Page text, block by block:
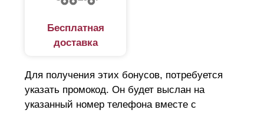
Бесплатная
доставка
Для получения этих бонусов, потребуется
указать промокод. Он будет выслан на
указанный номер телефона вместе с